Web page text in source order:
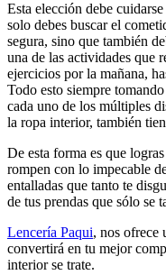
Esta elección debe
solo debes buscar el
segura, sino que también
una de las actividades que
ejercicios por la mañana,
Todo esto siempre
cada uno de los múltiples
la ropa interior, también
De esta forma es que
rompen con lo impecable
entalladas que tanto te
de tus prendas que sólo se
Lencería Paqui, nos ofrece
convertirá en tu mejor
interior se trate.